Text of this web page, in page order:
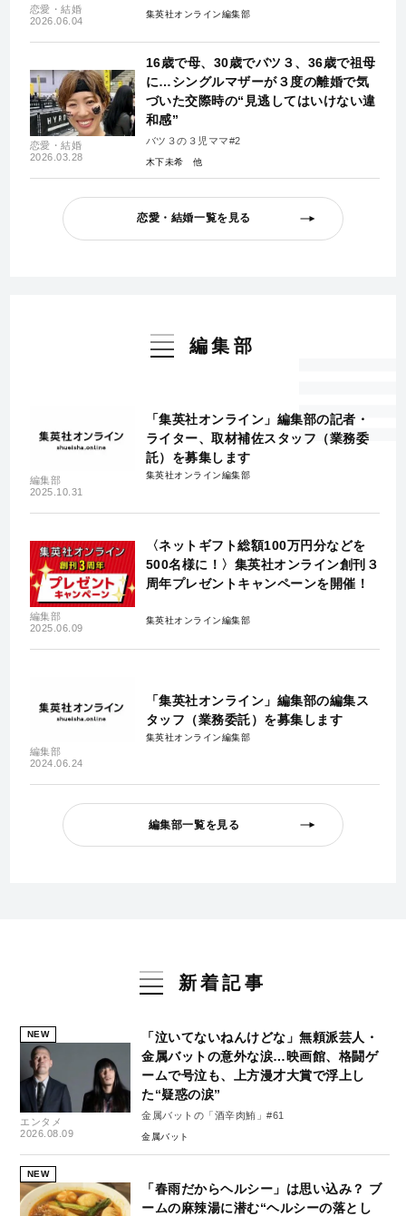
恋愛・結婚
2026.06.04
集英社オンライン編集部
恋愛・結婚
2026.03.28
16歳で母、30歳でバツ３、36歳で祖母
に…シングルマザーが３度の離婚で気
づいた交際時の“見逃してはいけない違
和感”
バツ３の３児ママ#2
木下未希
恋愛・結婚一覧を見る
編集部
編集部
2025.10.31
「集英社オンライン」編集部の記者・
ライター、取材補佐スタッフ（業務委
託）を募集します
集英社オンライン編集部
編集部
2025.06.09
〈ネットギフト総額100万円分などを
500名様に！〉集英社オンライン創刊３
周年プレゼントキャンペーンを開催！
集英社オンライン編集部
編集部
2024.06.24
「集英社オンライン」編集部の編集ス
タッフ（業務委託）を募集します
集英社オンライン編集部
編集部一覧を見る
新着記事
NEW
エンタメ
2026.08.09
「泣いてないねんけどな」無頼派芸人・
金属バットの意外な涙…映画館、格闘ゲ
ームで号泣も、上方漫才大賞で浮上し
た“疑惑の涙”
金属バットの「酒辛肉鮪」#61
金属バット
NEW
「春雨だからヘルシー」は思い込み？ ブ
ームの麻辣湯に潜む“ヘルシーの落とし